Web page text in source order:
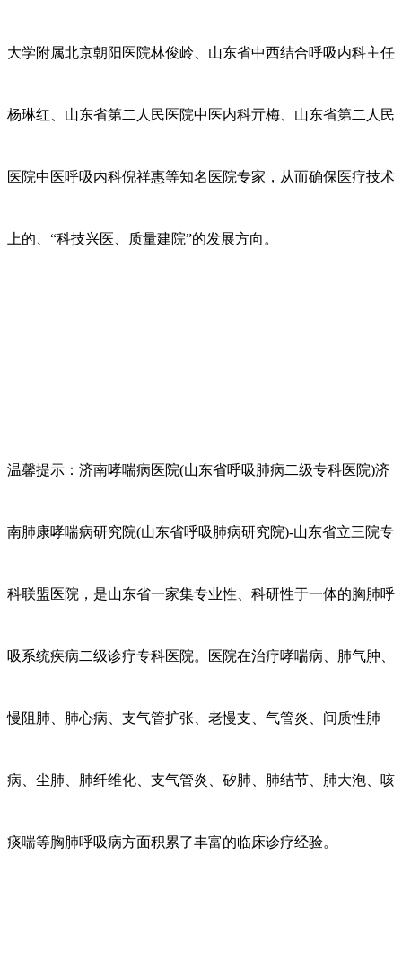
大学附属北京朝阳医院林俊岭、山东省中西结合呼吸内科主任
杨琳红、山东省第二人民医院中医内科亓梅、山东省第二人民
医院中医呼吸内科倪祥惠等知名医院专家，从而确保医疗技术
上的、“科技兴医、质量建院”的发展方向。
温馨提示：济南哮喘病医院(山东省呼吸肺病二级专科医院)济
南肺康哮喘病研究院(山东省呼吸肺病研究院)-山东省立三院专
科联盟医院，是山东省一家集专业性、科研性于一体的胸肺呼
吸系统疾病二级诊疗专科医院。医院在治疗哮喘病、肺气肿、
慢阻肺、肺心病、支气管扩张、老慢支、气管炎、间质性肺
病、尘肺、肺纤维化、支气管炎、矽肺、肺结节、肺大泡、咳
痰喘等胸肺呼吸病方面积累了丰富的临床诊疗经验。